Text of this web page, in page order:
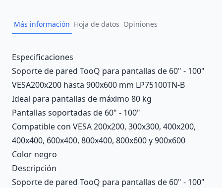
Más información Hoja de datos Opiniones
Description
Especificaciones
Soporte de pared TooQ para pantallas de 60" - 100"
VESA200x200 hasta 900x600 mm LP75100TN-B
Ideal para pantallas de máximo 80 kg
Pantallas soportadas de 60" - 100"
Compatible con VESA 200x200, 300x300, 400x200,
400x400, 600x400, 800x400, 800x600 y 900x600
Color negro
Descripción
Soporte de pared TooQ para pantallas de 60" - 100"